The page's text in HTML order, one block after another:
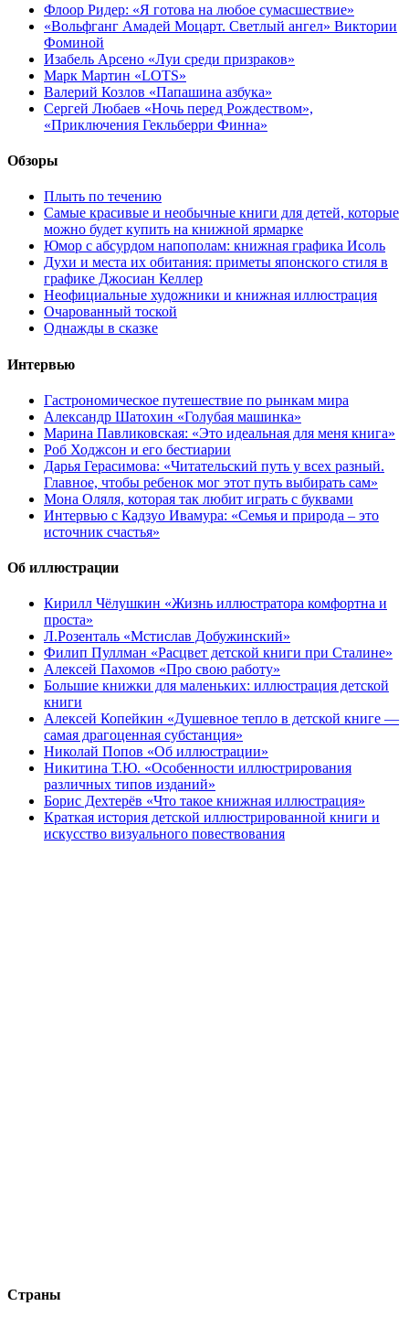
Флоор Ридер: «Я готова на любое сумасшествие»
«Вольфганг Амадей Моцарт. Светлый ангел» Виктории
Фоминой
Изабель Арсено «Луи среди призраков»
Марк Мартин «LOTS»
Валерий Козлов «Папашина азбука»
Сергей Любаев «Ночь перед Рождеством»,
«Приключения Гекльберри Финна»
Обзоры
Плыть по течению
Самые красивые и необычные книги для детей, которые
можно будет купить на книжной ярмарке
Юмор с абсурдом напополам: книжная графика Исоль
Духи и места их обитания: приметы японского стиля в
графике Джосиан Келлер
Неофициальные художники и книжная иллюстрация
Очарованный тоской
Однажды в сказке
Интервью
Гастрономическое путешествие по рынкам мира
Александр Шатохин «Голубая машинка»
Марина Павликовская: «Это идеальная для меня книга»
Роб Ходжсон и его бестиарии
Дарья Герасимова: «Читательский путь у всех разный.
Главное, чтобы ребенок мог этот путь выбирать сам»
Мона Оляля, которая так любит играть с буквами
Интервью с Кадзуо Ивамура: «Семья и природа – это
источник счастья»
Об иллюстрации
Кирилл Чёлушкин «Жизнь иллюстратора комфортна и
проста»
Л.Розенталь «Мстислав Добужинский»
Филип Пуллман «Расцвет детской книги при Сталине»
Алексей Пахомов «Про свою работу»
Большие книжки для маленьких: иллюстрация детской
книги
Алексей Копейкин «Душевное тепло в детской книге —
самая драгоценная субстанция»
Николай Попов «Об иллюстрации»
Никитина Т.Ю. «Особенности иллюстрирования
различных типов изданий»
Борис Дехтерёв «Что такое книжная иллюстрация»
Краткая история детской иллюстрированной книги и
искусство визуального повествования
Страны